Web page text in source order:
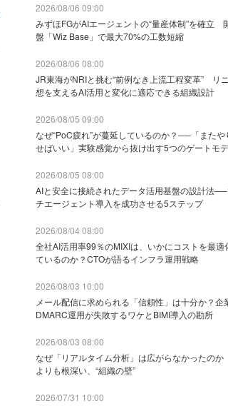
2026/08/06 09:00
みずほFGがAIエージェントの“量産体制”を確立
盤「Wiz Base」で最大70%の工数短縮
2026/08/06 08:00
JR東海がNRIと挑む“前例なき上流工程変革” リ
想を支えるAI活用と変化に適応できる組織設計
2026/08/05 09:00
なぜ“PoC疲れ”が蔓延しているのか？──「またや
せばいい」実験感覚から抜け出す5つのゲートモ
2026/08/05 08:00
AIと安全に接続されたデータ活用基盤の設計法
チエージェント導入を成功させる5ステップ
2026/08/04 08:00
全社AI活用率99％のMIXIは、いかにコストを最適
ているのか？CTOが語るインフラ運用戦略
2026/08/03 10:00
メール配信に求められる「信頼性」は十分か？企
DMARC運用が失敗するワケとBIMI導入の勘所
2026/08/03 08:00
なぜ「リアルタイム分析」は広がらなかったの
よりも根深い、“組織の壁”
2026/07/31 10:00